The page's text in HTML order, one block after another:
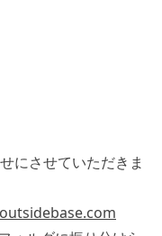
にさせていただきま